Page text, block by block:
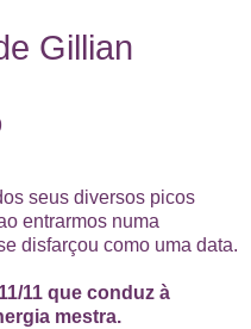
Gillian
seus diversos picos
entrarmos numa
disfarçou como uma data.
11 que conduz à
mestra.